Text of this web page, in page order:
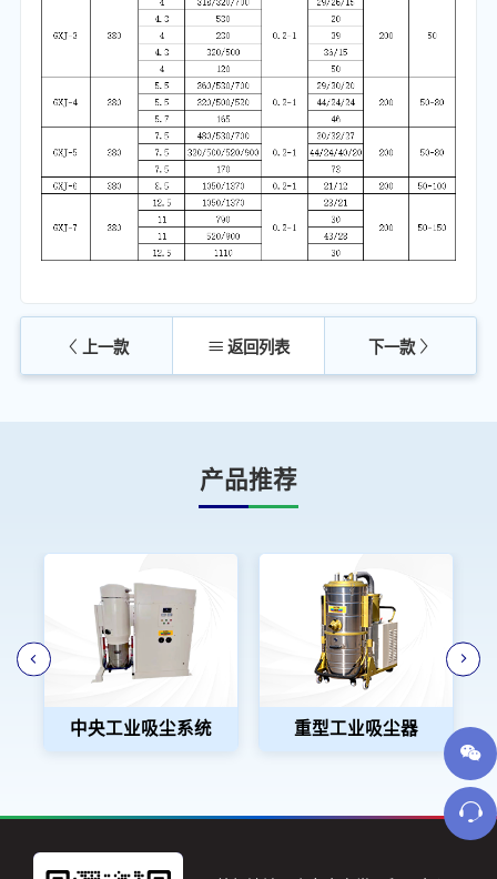
上一款 返回列表 下一款
产品推荐
中央工业吸尘系统 重型工业吸尘器